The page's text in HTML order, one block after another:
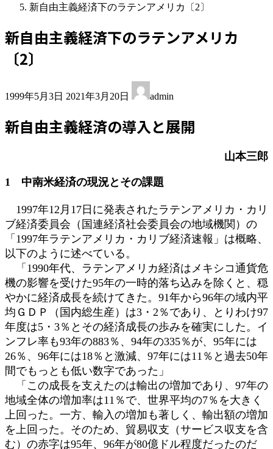
新自由主義経済下のラテンアメリカ〔2〕
新自由主義経済下のラテンアメリカ
〔2〕
1999年5月3日 終
新
2021年3月20日 admin
新自由主義経済の導入と展開
山本三郎
1 中南米経済の現況とその課題
1997年12月17日に発表されたラテンアメリカ・カリ
ブ経済委員会（国連経済社会委員会の地域機関）の
「1997年ラテンアメリカ・カリブ経済速報」は概略、
以下のように述べている。
「1990年代、ラテンアメリカ経済はメキシコ通貨危
機の影響を受けた95年の一時的落ち込みを除くと、穏
やかに経済成長を続けてきた。91年から96年の域内平
均ＧＤＰ（国内総生産）は3・2％であり、とりわけ97
年度は5・3％とその経済成長の歩みを確実にした。イ
ンフレ率も93年の883％、94年の335％が、95年には
26％、96年には18％と激減、97年には11％と過去50年
間でもっとも低い数字であった」
「この成長を支えたのは輸出の増加であり、97年の
地域全体の増加率は11％で、世界平均の7％を大きく
上回った。一方、輸入の増加も著しく、輸出額の増加
を上回った。そのため、貿易収支（サービス収支を含
む）の赤字は95年、96年が80億ドル程度だったのだ